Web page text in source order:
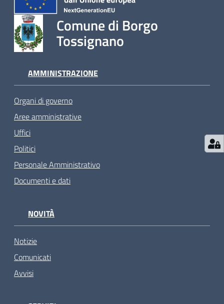
Comune di Borgo
Tossignano
AMMINISTRAZIONE
Organi di governo
Aree amministrative
Uffici
Politici
Personale Amministrativo
Documenti e dati
NOVITÀ
Notizie
Comunicati
Avvisi